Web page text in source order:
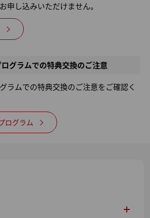
申し込みいただけません。
グラムでの特典交換のご注意
ラムでの特典交換のご注意をご確認く
ログラム